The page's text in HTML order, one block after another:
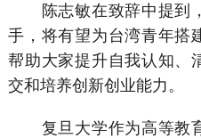
陈志敏在致辞中提到
手，将有望为台湾青年搭
帮助大家提升自我认知、
交和培养创新创业能力。
复旦大学作为高等教育